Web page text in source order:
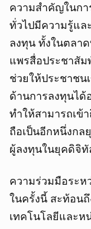
ความสำคัญในกา
ทั่วไปมีความรู้แล
ลงทุน ทั้งในตลา
แพรสื่อประชาสัม
ช่วยให้ประชาชน
ด้านการลงทุนได้
ทำให้สามารถเข้
ถือเป็นอีกหนึ่งก
ผู้ลงทุนในยุคดิจิทั
ความร่วมมือระห
ในครั้งนี้ สะท้อน
เทคโนโลยีและห